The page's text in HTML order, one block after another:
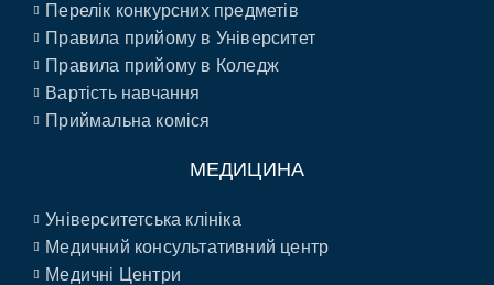
Перелік конкурсних предметів
Правила прийому в Університет
Правила прийому в Коледж
Вартість навчання
Приймальна коміся
МЕДИЦИНА
Університетська клініка
Медичний консультативний центр
Медичні Центри